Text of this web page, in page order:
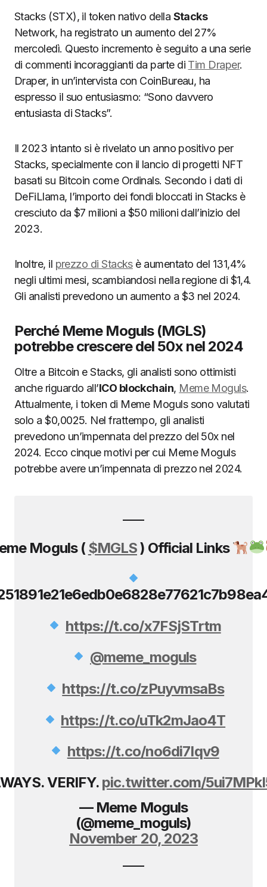
Stacks (STX), il token nativo della Stacks
Network, ha registrato un aumento del 27%
mercoledì. Questo incremento è seguito a una serie
di commenti incoraggianti da parte di Tim Draper.
Draper, in un’intervista con CoinBureau, ha
espresso il suo entusiasmo: “Sono davvero
entusiasta di Stacks”.
Il 2023 intanto si è rivelato un anno positivo per
Stacks, specialmente con il lancio di progetti NFT
basati su Bitcoin come Ordinals. Secondo i dati di
DeFiLlama, l’importo dei fondi bloccati in Stacks è
cresciuto da $7 milioni a $50 milioni dall’inizio del
2023.
Inoltre, il prezzo di Stacksè aumentato del 131,4%
negli ultimi mesi, scambiandosi nella regione di $1,4.
Gli analisti prevedono un aumento a $3 nel 2024.
Perché Meme Moguls (MGLS)
potrebbe crescere del 50x nel 2024
Oltre a Bitcoin e Stacks, gli analisti sono ottimisti
anche riguardo all’ICO blockchain, Meme Moguls.
Attualmente, i token di Meme Moguls sono valutati
solo a $0,0025. Nel frattempo, gli analisti
prevedono un’impennata del prezzo del 50x nel
2024. Ecco cinque motivi per cui Meme Moguls
potrebbe avere un’impennata di prezzo nel 2024.
Moguls ($MGLS) Official Links
https://t.co/x7FSjSTrtm
@meme_moguls
https://t.co/zPuyvmsaBs
https://t.co/uTk2mJao4T
https://t.co/no6di7Iqv9
VERIFY. pic.twitter.com/
— Meme Moguls
(@meme_moguls)
November 20, 2023